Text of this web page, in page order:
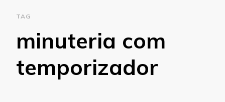
TAG
minuteria com
temporizador